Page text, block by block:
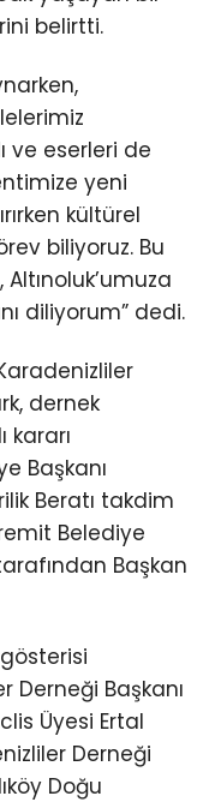
belirtti.
ve eserleri de
yeni
kültürel
biliyoruz. Bu
diliyorum” dedi.
dernek
kararı
Başkanı
Beratı takdim
Belediye
Başkan
Derneği Başkanı
Üyesi Ertal
Derneği
Doğu